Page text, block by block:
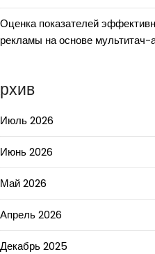
Оценка показателей
рекламы на основе мультитач-
Июль 2026
Июнь 2026
Май 2026
Апрель 2026
Декабрь 2025